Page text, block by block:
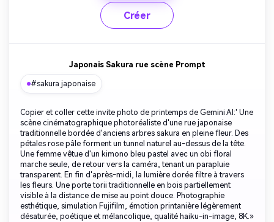
Créer
Japonais Sakura rue scène Prompt
#sakura japonaise
Copier et coller cette invite photo de printemps de Gemini AI:' Une
scène cinématographique photoréaliste d'une rue japonaise
traditionnelle bordée d'anciens arbres sakura en pleine fleur. Des
pétales rose pâle forment un tunnel naturel au-dessus de la tête.
Une femme vêtue d'un kimono bleu pastel avec un obi floral
marche seule, de retour vers la caméra, tenant un parapluie
transparent. En fin d'après-midi, la lumière dorée filtre à travers
les fleurs. Une porte torii traditionnelle en bois partiellement
visible à la distance de mise au point douce. Photographie
esthétique, simulation Fujifilm, émotion printanière légèrement
désaturée, poétique et mélancolique, qualité haiku-in-image, 8K.»